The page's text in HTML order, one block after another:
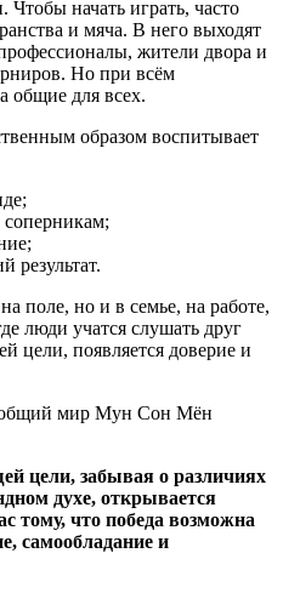
начать играть, часто
и мяча. В него выходят
жители двора и
Но при всём
общие для всех.
образом воспитывает
результат.
поле, но и в семье, на работе,
люди учатся слушать друг
цели, появляется доверие и
мир Мун Сон Мён
цели, забывая о различиях
духе, открывается
тому, что победа возможна
самообладание и